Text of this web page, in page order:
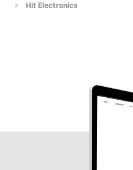
Hit Electronics